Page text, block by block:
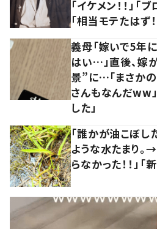
「イケメン！！」「
「相当モテたはず！
義母「嫁いで5年
はい…」直後、嫁
景”に…「まさかの
さんもなんだww
した」
「誰かが油こぼ
ような水たまり
らなかった！！」